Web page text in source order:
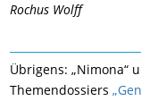
Rochus Wolff
Übrigens: „Nimona“
Themendossiers